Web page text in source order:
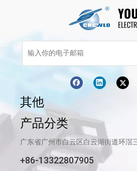
其他
产品分类
广东省广州市白云区白云湖街道环滘
+86-13322807905